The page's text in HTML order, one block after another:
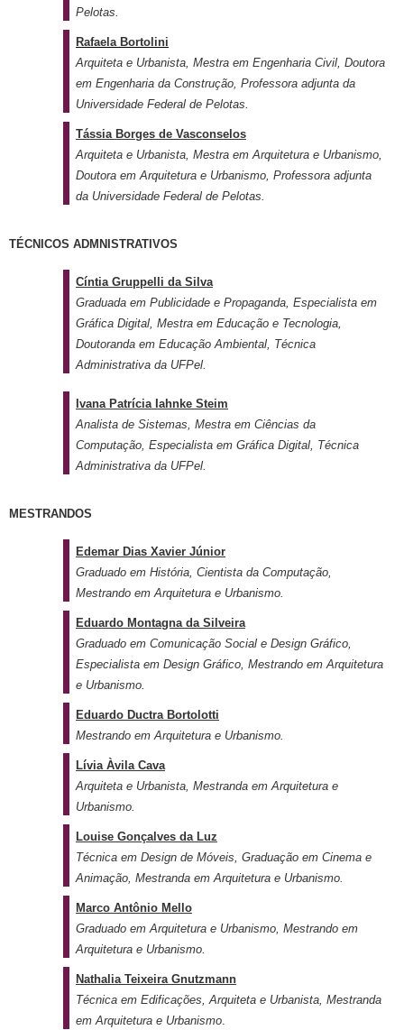
Pelotas.
Rafaela Bortolini
Arquiteta e Urbanista, Mestra em Engenharia Civil, Doutora
em Engenharia da Construção, Professora adjunta da
Universidade Federal de Pelotas.
Tássia Borges de Vasconselos
Arquiteta e Urbanista, Mestra em Arquitetura e Urbanismo,
Doutora em Arquitetura e Urbanismo, Professora adjunta
da Universidade Federal de Pelotas.
TÉCNICOS ADMNISTRATIVOS
Cíntia Gruppelli da Silva
Graduada em Publicidade e Propaganda, Especialista em
Gráfica Digital, Mestra em Educação e Tecnologia,
Doutoranda em Educação Ambiental, Técnica
Administrativa da UFPel.
Ivana Patrícia Iahnke Steim
Analista de Sistemas, Mestra em Ciências da
Computação, Especialista em Gráfica Digital, Técnica
Administrativa da UFPel.
MESTRANDOS
Edemar Dias Xavier Júnior
Graduado em História, Cientista da Computação,
Mestrando em Arquitetura e Urbanismo.
Eduardo Montagna da Silveira
Graduado em Comunicação Social e Design Gráfico,
Especialista em Design Gráfico, Mestrando em Arquitetura
e Urbanismo.
Eduardo Ductra Bortolotti
Mestrando em Arquitetura e Urbanismo.
Lívia Àvila Cava
Arquiteta e Urbanista, Mestranda em Arquitetura e
Urbanismo.
Louise Gonçalves da Luz
Técnica em Design de Móveis, Graduação em Cinema e
Animação, Mestranda em Arquitetura e Urbanismo.
Marco Antônio Mello
Graduado em Arquitetura e Urbanismo, Mestrando em
Arquitetura e Urbanismo.
Nathalia Teixeira Gnutzmann
Técnica em Edificações, Arquiteta e Urbanista, Mestranda
em Arquitetura e Urbanismo.